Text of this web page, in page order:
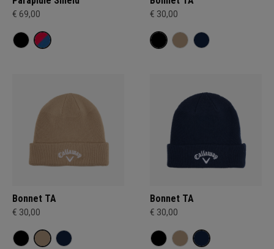
€ 69,00 € 30,00
Bonnet TA
€ 30,00
Bonnet TA
€ 30,00